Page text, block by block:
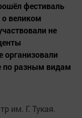
фестиваль
великом
не
организовали
по разным видам
им. Г. Тукая.